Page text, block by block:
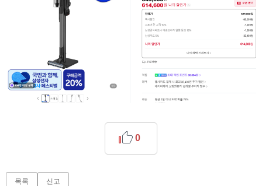
0
목록 신고